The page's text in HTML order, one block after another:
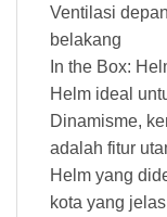
Ventilasi
belakang
In the Box:
Helm ideal
Dinamisme,
adalah fitur
Helm yang
kota yang